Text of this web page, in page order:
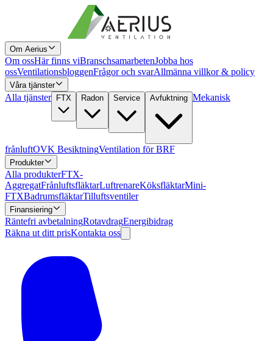
Om Aerius
Om ossHär finns viBranschsamarbetenJobba hos
ossVentilationsbloggenFrågor och svarAllmänna villkor & policy
Våra tjänster
Alla tjänster FTX Radon Service Avfuktning Mekanisk
frånluftOVK BesiktningVentilation för BRF
Produkter
Alla produkterFTX-
AggregatFrånluftsfläktarLuftrenareKöksfläktarMini-
FTXBadrumsfläktarTilluftsventiler
Finansiering
Räntefri avbetalningRotavdragEnergibidrag
Räkna ut ditt prisKontakta oss